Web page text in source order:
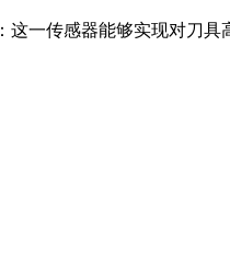
：这一传感器能够实现对刀